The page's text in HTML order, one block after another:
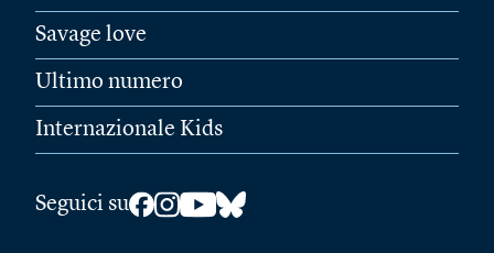
Savage love
Ultimo numero
Internazionale Kids
Seguici su